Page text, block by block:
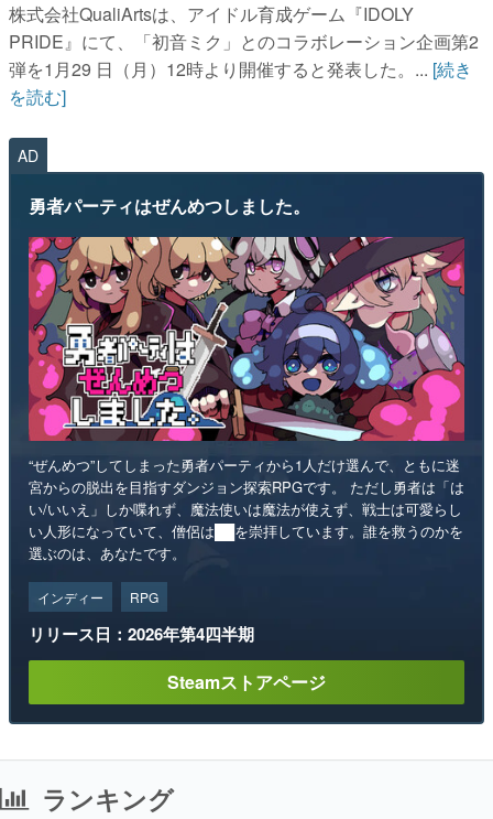
株式会社QualiArtsは、アイドル育成ゲーム『IDOLY
PRIDE』にて、「初音ミク」とのコラボレーション企画第2
弾を1月29 日（月）12時より開催すると発表した。... [続き
を読む]
AD
勇者パーティはぜんめつしました。
“ぜんめつ”してしまった勇者パーティから1人だけ選んで、ともに迷
宮からの脱出を目指すダンジョン探索RPGです。 ただし勇者は「は
い/いいえ」しか喋れず、魔法使いは魔法が使えず、戦士は可愛らし
い人形になっていて、僧侶は██を崇拝しています。誰を救うのかを
選ぶのは、あなたです。
インディー RPG
リリース日：2026年第4四半期
Steamストアページ
ランキング